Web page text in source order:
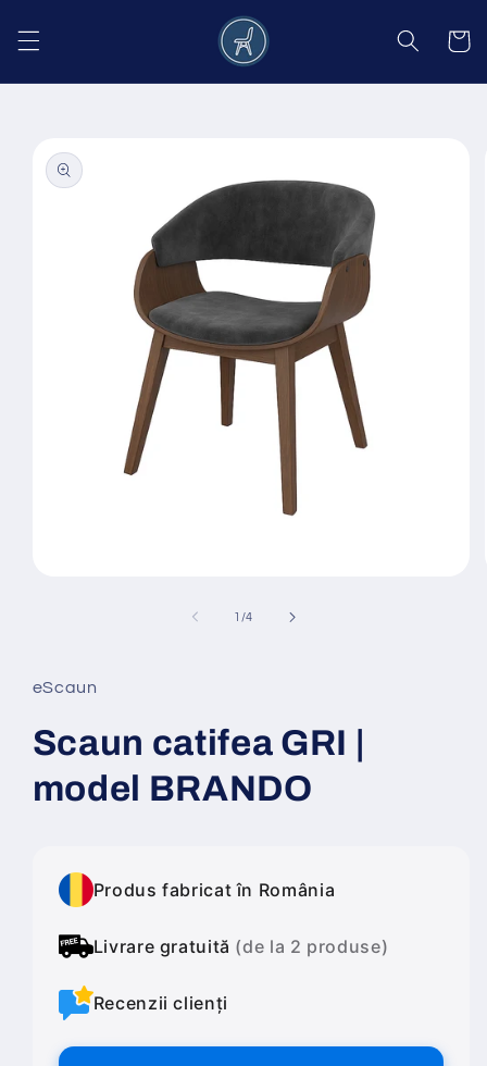
conținut
Coș
informațiile
despre
produs
fereastră
modală
1 /din
4
eScaun
Scaun catifea GRI |
model BRANDO
Produs fabricat în România
Livrare gratuită (de la 2 produse)
Recenzii clienți